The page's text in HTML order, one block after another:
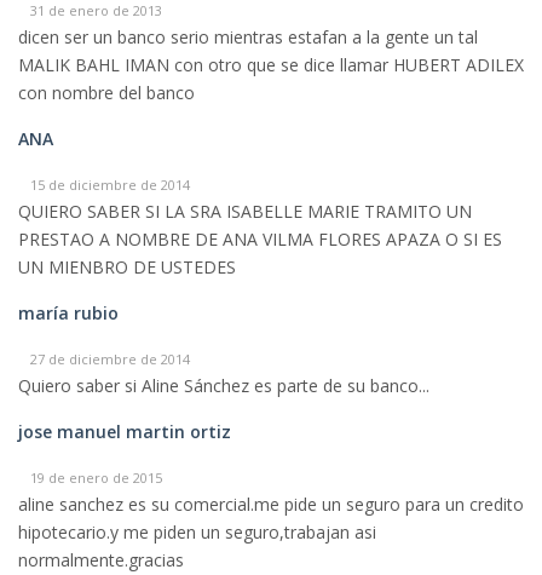
31 de enero de 2013
dicen ser un banco serio mientras estafan a la gente un tal
MALIK BAHL IMAN con otro que se dice llamar HUBERT ADILEX
con nombre del banco
ANA
15 de diciembre de 2014
QUIERO SABER SI LA SRA ISABELLE MARIE TRAMITO UN
PRESTAO A NOMBRE DE ANA VILMA FLORES APAZA O SI ES
UN MIENBRO DE USTEDES
maría rubio
27 de diciembre de 2014
Quiero saber si Aline Sánchez es parte de su banco...
jose manuel martin ortiz
19 de enero de 2015
aline sanchez es su comercial.me pide un seguro para un credito
hipotecario.y me piden un seguro,trabajan asi
normalmente.gracias